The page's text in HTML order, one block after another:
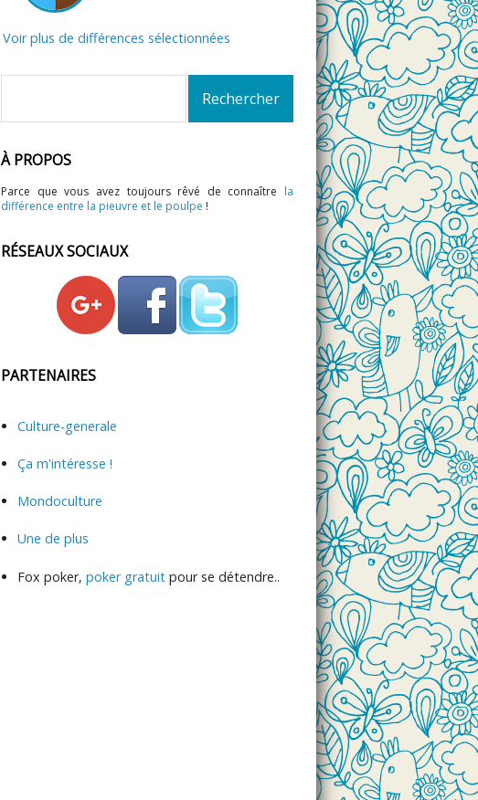
Voir plus de différences sélectionnées
À PROPOS
Parce que vous avez toujours rêvé de connaître la
différence entre la pieuvre et le poulpe !
RÉSEAUX SOCIAUX
PARTENAIRES
Culture-generale
Ça m'intéresse !
Mondoculture
Une de plus
Fox poker, poker gratuit pour se détendre..